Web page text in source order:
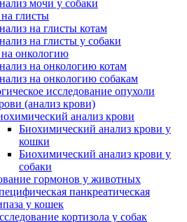
мочи у собаки
глисты
на глисты котам
на глисты у собаки
онкологию
на онкологию котам
на онкологию собакам
исследование опухоли
(анализ крови)
анализ крови
Биохимический анализ крови у
кошки
Биохимический анализ крови у
собаки
гормонов у животных
панкреатическая
у кошек
кортизола у собак